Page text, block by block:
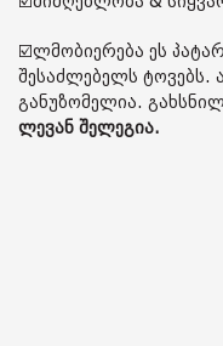
☑️ლმობიერება ეს
შესაძლებელს ტოვებს.
განუზომელია.
ლევან შელეგია.